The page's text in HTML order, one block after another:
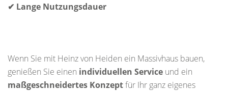
✔ Lange Nutzungsdauer
Wenn Sie mit Heinz von Heiden ein Massivhaus bauen,
genießen Sie einen individuellen Service und ein
maßgeschneidertes Konzeptfür Ihr ganz eigenes